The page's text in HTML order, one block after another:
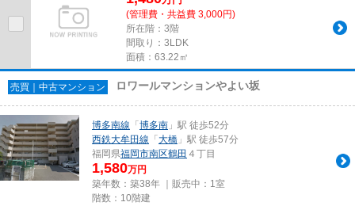
(管理費・共益費 3,000円)
所在階：3階
間取り：3LDK
面積：63.22㎡
売買｜中古マンション ロワールマンションやよい坂
博多南線 「 博多南 」駅 徒歩52分
西鉄大牟田線 「 大橋 」駅 徒歩57分
福岡県福岡市南区鶴田 ４丁目
1,580万円
築年数：築38年 ｜販売中： 1室
階数：10階建